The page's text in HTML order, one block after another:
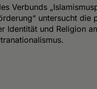
Verbunds
untersucht die
Identität und Religion